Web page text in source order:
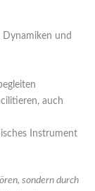
und
auch
Instrument
sondern durch